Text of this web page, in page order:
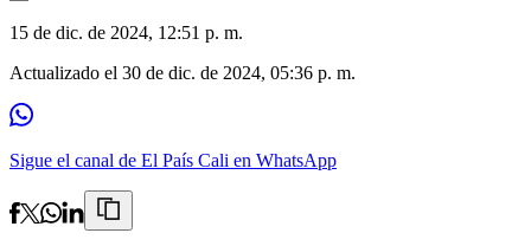
15 de dic. de 2024, 12:51 p. m.
Actualizado el 30 de dic. de 2024, 05:36 p. m.
Sigue el canal de El País Cali en WhatsApp